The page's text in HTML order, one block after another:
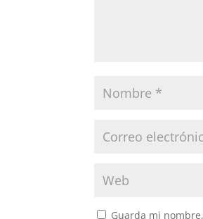
Guarda mi